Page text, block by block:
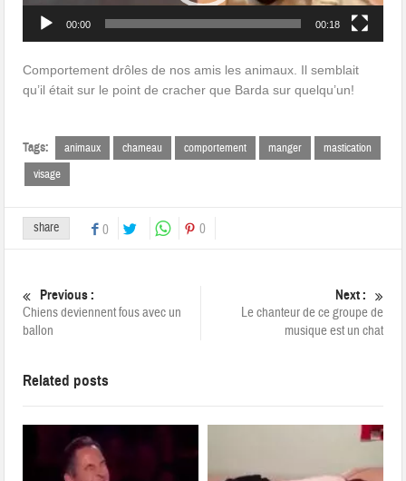
00:00 00:18
Comportement drôles de nos amis les animaux. Il semblait
qu’il était sur le point de cracher que Barda sur quelqu’un!
Tags: animaux chameau comportement manger
mastication
visage
share 0 0
Previous :
Chiens deviennent fous avec un
ballon
Next :
Le chanteur de ce groupe de
musique est un chat
Related posts